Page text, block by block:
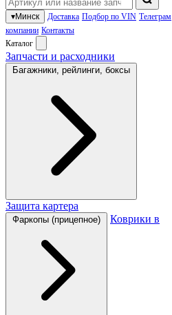
▾Минск Доставка Подбор по VIN Телеграм
компании Контакты
Каталог
Запчасти и расходники
Багажники, рейлинги, боксы
Защита картера
Фаркопы (прицепное) Коврики в